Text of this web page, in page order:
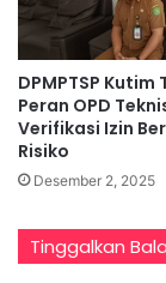
DPMPTSP Kutim
Peran OPD
Verifikasi Izin
Risiko
Desember 2, 2025
Tinggalkan